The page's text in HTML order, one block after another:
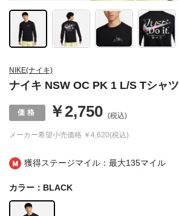
獲得ステージマイル：最大135マイル
NIKE(ナイキ)
ナイキ NSW OC PK 1 L/S Tシャツ
メーカー希望小売価格 ￥4,620(税込)
￥2,750 (税込)
カラー：BLACK